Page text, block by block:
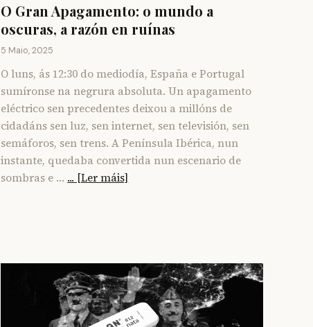
O Gran Apagamento: o mundo a
oscuras, a razón en ruínas
5 Maio, 2025
O luns, ás 12:30 do mediodía, España e Portugal
sumíronse na negrura absoluta. Un apagamento
eléctrico sen precedentes deixou a millóns de
cidadáns sen luz, sen internet, sen televisión, sen
semáforos, sen trens. A Península Ibérica, nun
instante, quedaba convertida nun escenario de
sombras e … ... [Ler máis]